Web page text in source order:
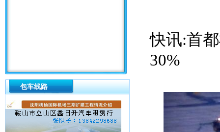
包车线路
快讯:首
30%